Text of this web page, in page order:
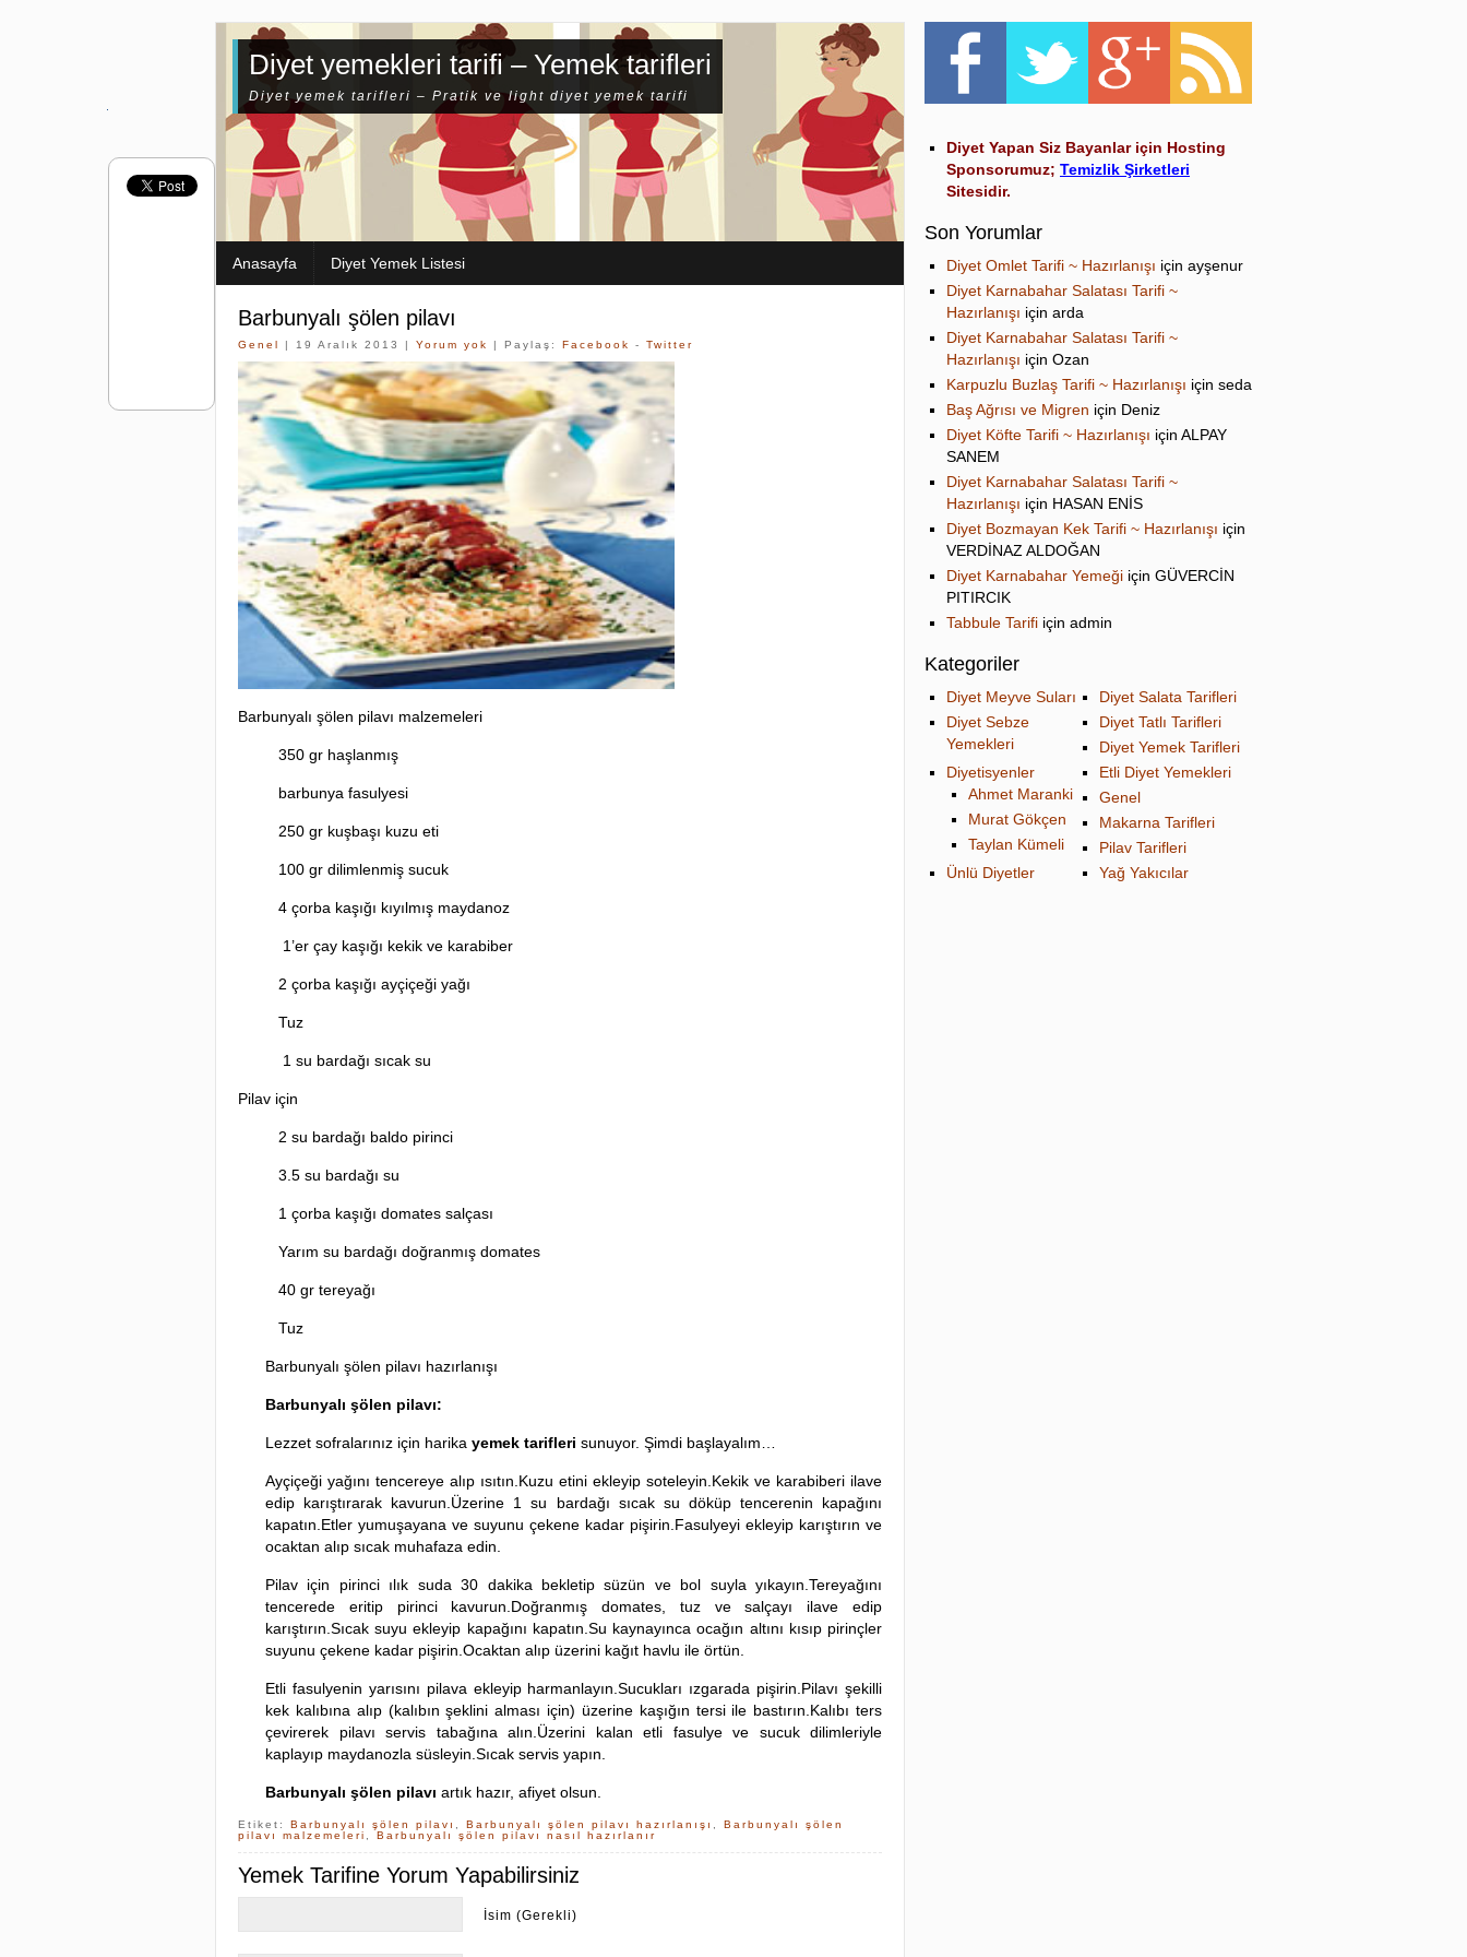
Diyet yemekleri tarifi – Yemek tarifleri
Diyet yemek tarifleri – Pratik ve light diyet yemek tarifi
Anasayfa Diyet Yemek Listesi
Barbunyalı şölen pilavı
Genel | 19 Aralık 2013 | Yorum yok | Paylaş: Facebook - Twitter
Barbunyalı şölen pilavı malzemeleri
350 gr haşlanmış
barbunya fasulyesi
250 gr kuşbaşı kuzu eti
100 gr dilimlenmiş sucuk
4 çorba kaşığı kıyılmış maydanoz
1’er çay kaşığı kekik ve karabiber
2 çorba kaşığı ayçiçeği yağı
Tuz
1 su bardağı sıcak su
Pilav için
2 su bardağı baldo pirinci
3.5 su bardağı su
1 çorba kaşığı domates salçası
Yarım su bardağı doğranmış domates
40 gr tereyağı
Tuz
Barbunyalı şölen pilavı hazırlanışı
Barbunyalı şölen pilavı:
Lezzet sofralarınız için harika yemek tarifleri sunuyor. Şimdi başlayalım…
Ayçiçeği yağını tencereye alıp ısıtın.Kuzu etini ekleyip soteleyin.Kekik ve karabiberi ilave
edip karıştırarak kavurun.Üzerine 1 su bardağı sıcak su döküp tencerenin kapağını
kapatın.Etler yumuşayana ve suyunu çekene kadar pişirin.Fasulyeyi ekleyip karıştırın ve
ocaktan alıp sıcak muhafaza edin.
Pilav için pirinci ılık suda 30 dakika bekletip süzün ve bol suyla yıkayın.Tereyağını
tencerede eritip pirinci kavurun.Doğranmış domates, tuz ve salçayı ilave edip
karıştırın.Sıcak suyu ekleyip kapağını kapatın.Su kaynayınca ocağın altını kısıp pirinçler
suyunu çekene kadar pişirin.Ocaktan alıp üzerini kağıt havlu ile örtün.
Etli fasulyenin yarısını pilava ekleyip harmanlayın.Sucukları ızgarada pişirin.Pilavı şekilli
kek kalıbına alıp (kalıbın şeklini alması için) üzerine kaşığın tersi ile bastırın.Kalıbı ters
çevirerek pilavı servis tabağına alın.Üzerini kalan etli fasulye ve sucuk dilimleriyle
kaplayıp maydanozla süsleyin.Sıcak servis yapın.
Barbunyalı şölen pilavı artık hazır, afiyet olsun.
Etiket: Barbunyalı şölen pilavı Barbunyalı şölen pilavı hazırlanışı
Barbunyalı şölen
pilavı malzemeleri
Barbunyalı şölen pilavı nasıl hazırlanır
Yemek Tarifine Yorum Yapabilirsiniz
İsim (Gerekli)
Diyet Yapan Siz Bayanlar için Hosting
Sponsorumuz; Temizlik Şirketleri
Sitesidir.
Son Yorumlar
Diyet Omlet Tarifi ~ Hazırlanışı için ayşenur
Diyet Karnabahar Salatası Tarifi ~
Hazırlanışı için arda
Diyet Karnabahar Salatası Tarifi ~
Hazırlanışı için Ozan
Karpuzlu Buzlaş Tarifi ~ Hazırlanışı için seda
Baş Ağrısı ve Migren için Deniz
Diyet Köfte Tarifi ~ Hazırlanışı için ALPAY
SANEM
Diyet Karnabahar Salatası Tarifi ~
Hazırlanışı için HASAN ENİS
Diyet Bozmayan Kek Tarifi ~ Hazırlanışı için
VERDİNAZ ALDOĞAN
Diyet Karnabahar Yemeği için GÜVERCİN
PITIRCIK
Tabbule Tarifi için admin
Kategoriler
Diyet Meyve Suları
Diyet Salata Tarifleri
Diyet Sebze
Yemekleri
Diyet Tatlı Tarifleri
Diyet Yemek Tarifleri
Diyetisyenler
Ahmet Maranki
Murat Gökçen
Taylan Kümeli
Etli Diyet Yemekleri
Genel
Makarna Tarifleri
Pilav Tarifleri
Ünlü Diyetler
Yağ Yakıcılar